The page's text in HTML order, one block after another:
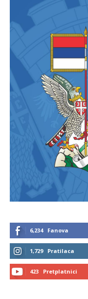
6,234 Fanova
1,729 Pratilaca
423 Pretplatnici